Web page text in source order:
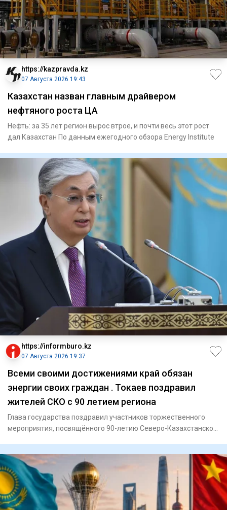
https://kazpravda.kz
07 Августа 2026 19:43
Казахстан назван главным драйвером
нефтяного роста ЦА
Нефть: за 35 лет регион вырос втрое, и почти весь этот рост
дал Казахстан По данным ежегодного обзора Energy Institute
https://informburo.kz
07 Августа 2026 19:37
Всеми своими достижениями край обязан
энергии своих граждан . Токаев поздравил
жителей СКО с 90 летием региона
Глава государства поздравил участников торжественного
мероприятия, посвящённого 90-летию Северо-Казахстанской